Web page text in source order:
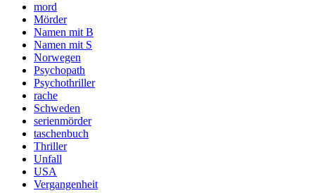
mord
Mörder
Namen mit B
Namen mit S
Norwegen
Psychopath
Psychothriller
rache
Schweden
serienmörder
taschenbuch
Thriller
Unfall
USA
Vergangenheit